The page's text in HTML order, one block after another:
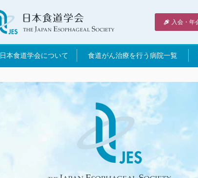
入会・年
日本食道学会について 食道がん治療を行う病院一覧